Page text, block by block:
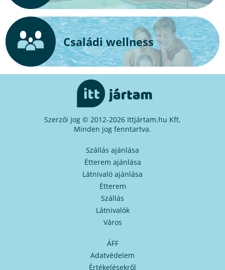
Családi wellness
Szerzői jog © 2012-2026 Ittjártam.hu Kft.
Minden jog fenntartva.
Szállás ajánlása
Étterem ajánlása
Látnivaló ajánlása
Étterem
Szállás
Látnivalók
Város
ÁFF
Adatvédelem
Értékelésekről